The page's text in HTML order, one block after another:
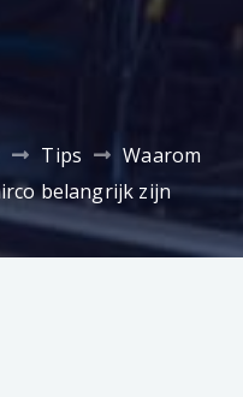
Tips
Waarom
belangrijk zijn